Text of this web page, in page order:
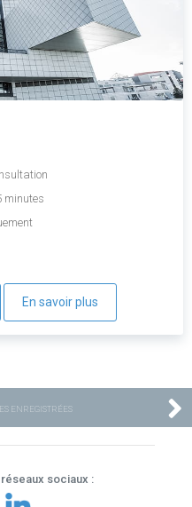
minutes
En savoir plus
ENREGISTRÉES
sociaux :